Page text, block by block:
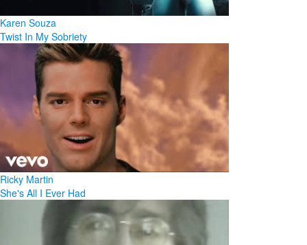
Karen Souza
Twist In My Sobriety
Ricky Martin
She's All I Ever Had